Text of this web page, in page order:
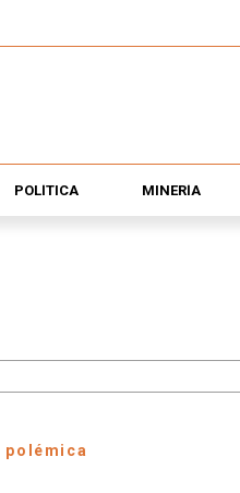
POLÍTICA MINERÍA
polémica